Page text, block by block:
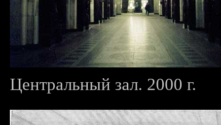
Центральный зал. 2000 г.